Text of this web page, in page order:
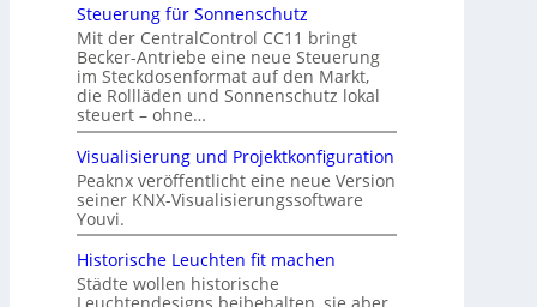
Steuerung für Sonnenschutz
Mit der CentralControl CC11 bringt
Becker-Antriebe eine neue Steuerung
im Steckdosenformat auf den Markt,
die Rollläden und Sonnenschutz lokal
steuert – ohne…
Visualisierung und Projektkonfiguration
Peaknx veröffentlicht eine neue Version
seiner KNX-Visualisierungssoftware
Youvi.
Historische Leuchten fit machen
Städte wollen historische